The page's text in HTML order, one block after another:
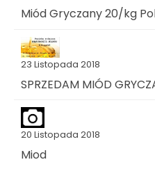
Miód Gryczany 20/kg
23 Listopada 2018
SPRZEDAM MIÓD
20 Listopada 2018
Miod